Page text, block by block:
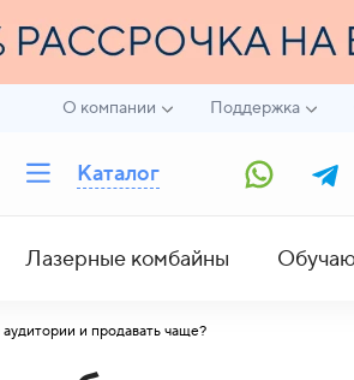
О компании Поддержка
Каталог
Лазерные комбайны
и продавать чаще?